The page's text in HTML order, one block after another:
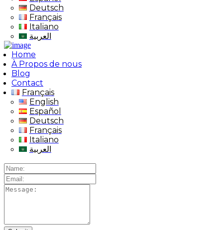
Deutsch
Français
Italiano
العربية
Home
À Propos de nous
Blog
Contact
Français
English
Español
Deutsch
Français
Italiano
العربية